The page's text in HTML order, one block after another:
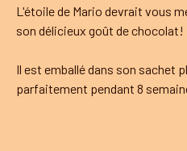
L'étoile de Mario devrait vous
son délicieux goût de chocolat!
Il est emballé dans son sachet
parfaitement pendant 8